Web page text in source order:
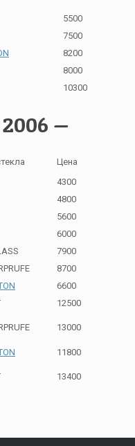
5500
7500
8200
8000
10300
2006 —
Цена
4300
4800
5600
6000
7900
8700
6600
12500
13000
11800
13400